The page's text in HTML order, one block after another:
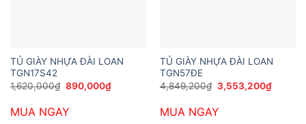
TỦ GIÀY NHỰA ĐÀI LOAN
TGN17S42
1,620,000₫ Giá
gốc
1,620,000₫.
890,000₫Giá
hiện
MUA NGAY
TỦ GIÀY NHỰA ĐÀI LOAN
TGN57ĐE
4,849,200₫ Giá
gốc
4,849,200₫.
3,553,200₫Giá
hiện
MUA NGAY